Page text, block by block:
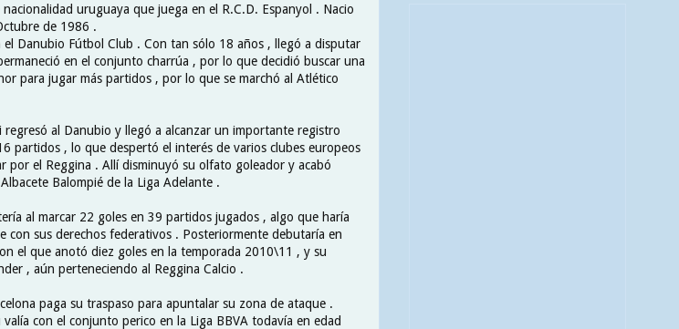
uruguaya que juega en el R.C.D. Espanyol . Nacio
de 1986 .
Danubio Fútbol Club . Con tan sólo 18 años , llegó a disputar
en el conjunto charrúa , por lo que decidió buscar una
para jugar más partidos , por lo que se marchó al Atlético
al Danubio y llegó a alcanzar un importante registro
partidos , lo que despertó el interés de varios clubes europeos
por el Reggina . Allí disminuyó su olfato goleador y acabó
Balompié de la Liga Adelante .
al marcar 22 goles en 39 partidos jugados , algo que haría
con sus derechos federativos . Posteriormente debutaría en
el que anotó diez goles en la temporada 2010\11 , y su
, aún perteneciendo al Reggina Calcio .
paga su traspaso para apuntalar su zona de ataque .
con el conjunto perico en la Liga BBVA todavía en edad